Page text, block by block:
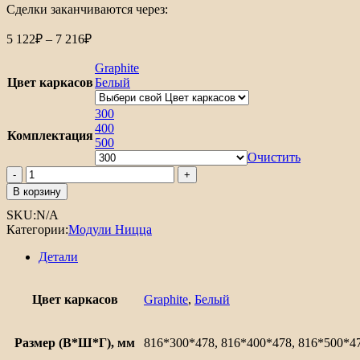
Сделки заканчиваются через:
5 122₽ – 7 216₽
Цвет каркасов
Graphite
Белый
Комплектация
300
400
500
Очистить
В корзину
SKU:N/A
Категории:Модули Ницца
Детали
Цвет каркасов Graphite, Белый
Размер (В*Ш*Г), мм 816*300*478, 816*400*478,